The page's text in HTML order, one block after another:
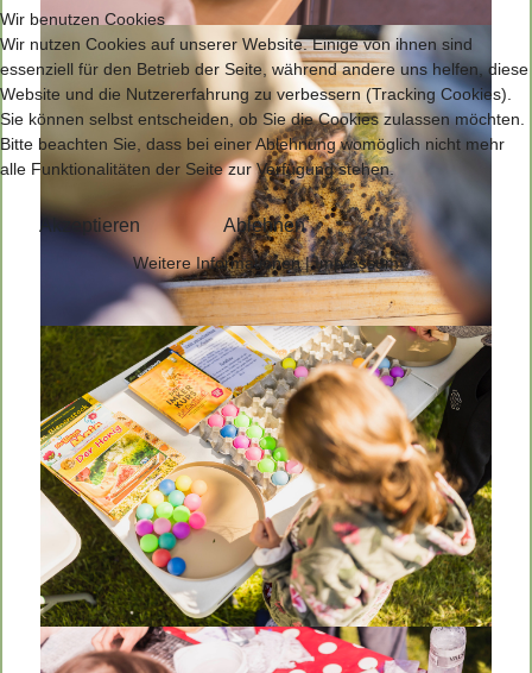
Wir benutzen Cookies
Wir nutzen Cookies auf unserer Website. Einige von ihnen sind
essenziell für den Betrieb der Seite, während andere uns helfen, diese
Website und die Nutzererfahrung zu verbessern (Tracking Cookies).
Sie können selbst entscheiden, ob Sie die Cookies zulassen möchten.
Bitte beachten Sie, dass bei einer Ablehnung womöglich nicht mehr
alle Funktionalitäten der Seite zur Verfügung stehen.
Akzeptieren Ablehnen
Weitere Informationen|Impressum